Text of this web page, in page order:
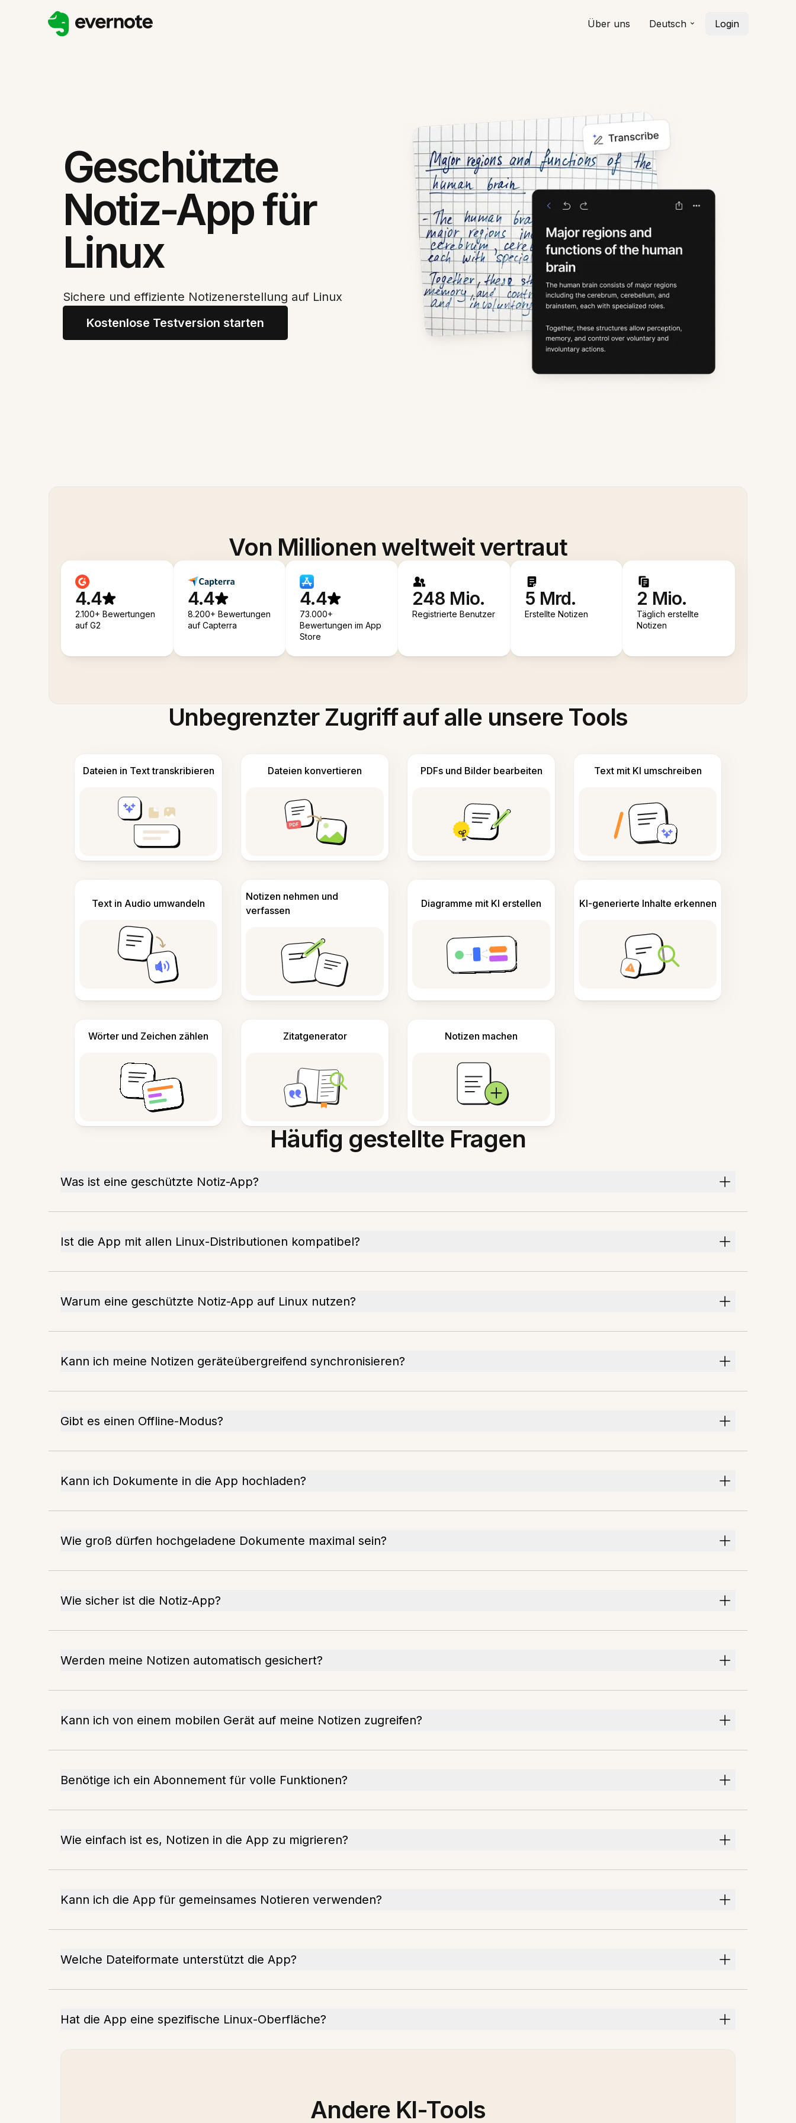
Über uns Deutsch Login
Geschützte
Notiz-App für
Linux
Sichere und effiziente Notizenerstellung auf Linux
Kostenlose Testversion starten
Von Millionen weltweit vertraut
4.4
2.100+ Bewertungen
auf G2
4.4
8.200+ Bewertungen
auf Capterra
4.4
73.000+
Bewertungen im App
Store
248 Mio.
Registrierte Benutzer
5 Mrd.
Erstellte Notizen
2 Mio.
Täglich erstellte
Notizen
Unbegrenzter Zugriff auf alle unsere Tools
Dateien in Text transkribieren Dateien konvertieren PDFs und Bilder bearbeiten Text mit KI umschreiben
Text in Audio umwandeln
Notizen nehmen und
verfassen
Diagramme mit KI erstellen KI-generierte Inhalte erkennen
Wörter und Zeichen zählen Zitatgenerator Notizen machen
Häufig gestellte Fragen
Was ist eine geschützte Notiz-App?
Ist die App mit allen Linux-Distributionen kompatibel?
Warum eine geschützte Notiz-App auf Linux nutzen?
Kann ich meine Notizen geräteübergreifend synchronisieren?
Gibt es einen Offline-Modus?
Kann ich Dokumente in die App hochladen?
Wie groß dürfen hochgeladene Dokumente maximal sein?
Wie sicher ist die Notiz-App?
Werden meine Notizen automatisch gesichert?
Kann ich von einem mobilen Gerät auf meine Notizen zugreifen?
Benötige ich ein Abonnement für volle Funktionen?
Wie einfach ist es, Notizen in die App zu migrieren?
Kann ich die App für gemeinsames Notieren verwenden?
Welche Dateiformate unterstützt die App?
Hat die App eine spezifische Linux-Oberfläche?
Andere KI-Tools